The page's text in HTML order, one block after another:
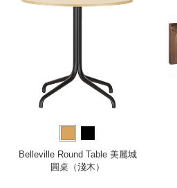
Belleville Round Table 美麗城
圓桌（淺木）